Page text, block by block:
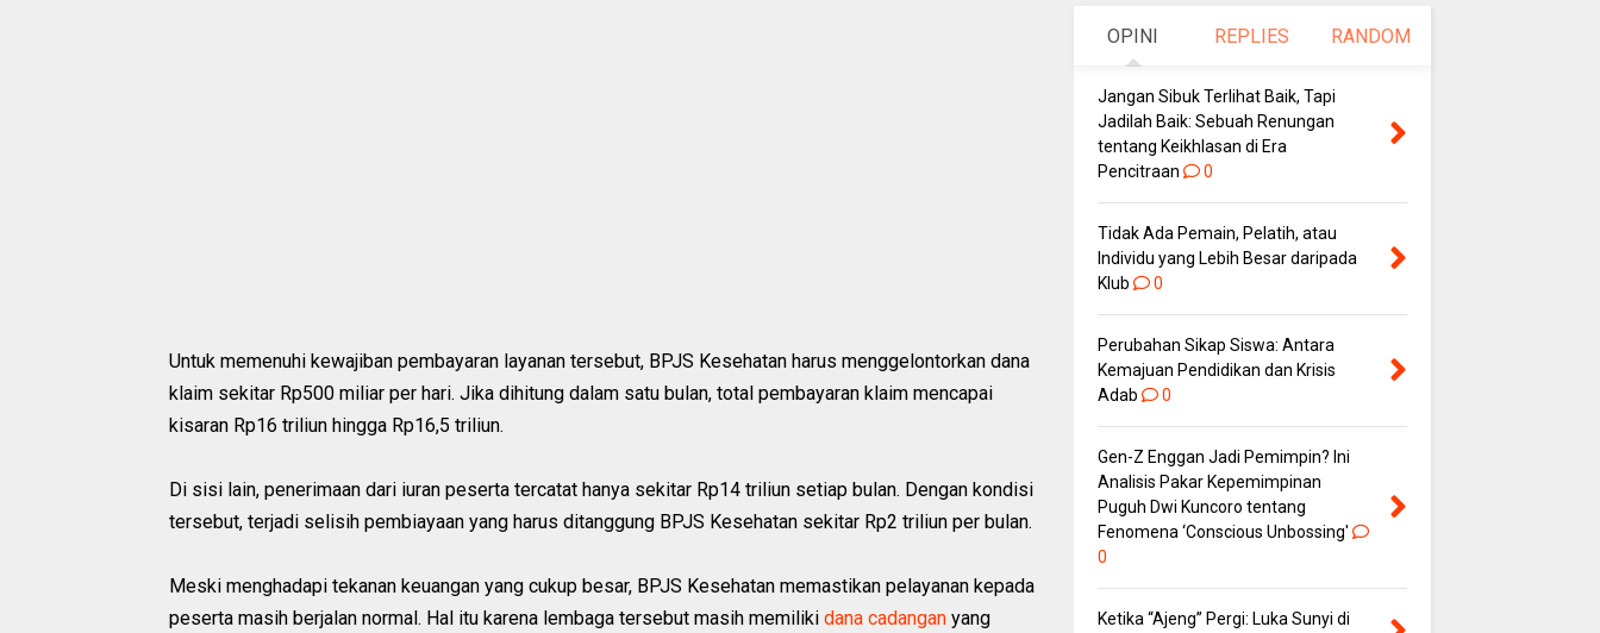
Untuk memenuhi kewajiban pembayaran layanan tersebut, BPJS Kesehatan harus menggelontorkan dana
klaim sekitar Rp500 miliar per hari. Jika dihitung dalam satu bulan, total pembayaran klaim mencapai
kisaran Rp16 triliun hingga Rp16,5 triliun.
Di sisi lain, penerimaan dari iuran peserta tercatat hanya sekitar Rp14 triliun setiap bulan. Dengan kondisi
tersebut, terjadi selisih pembiayaan yang harus ditanggung BPJS Kesehatan sekitar Rp2 triliun per bulan.
Meski menghadapi tekanan keuangan yang cukup besar, BPJS Kesehatan memastikan pelayanan kepada
peserta masih berjalan normal. Hal itu karena lembaga tersebut masih memiliki dana cadangan yang
OPINI REPLIES RANDOM
Jangan Sibuk Terlihat Baik, Tapi
Jadilah Baik: Sebuah Renungan
tentang Keikhlasan di Era
Pencitraan
0
Tidak Ada Pemain, Pelatih, atau
Individu yang Lebih Besar daripada
Klub
0
Perubahan Sikap Siswa: Antara
Kemajuan Pendidikan dan Krisis
Adab
0
Gen-Z Enggan Jadi Pemimpin? Ini
Analisis Pakar Kepemimpinan
Puguh Dwi Kuncoro tentang
Fenomena ‘Conscious Unbossing'
0
Ketika “Ajeng” Pergi: Luka Sunyi di